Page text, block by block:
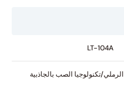
LT-104A
تكنولوجيا الصب بالجاذبية